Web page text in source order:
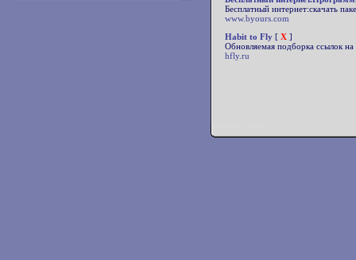
Бесплатный интернет:скачать
www.byours.com
Habit to Fly [ X ]
Обновляемая подборка ссылок
hfly.ru